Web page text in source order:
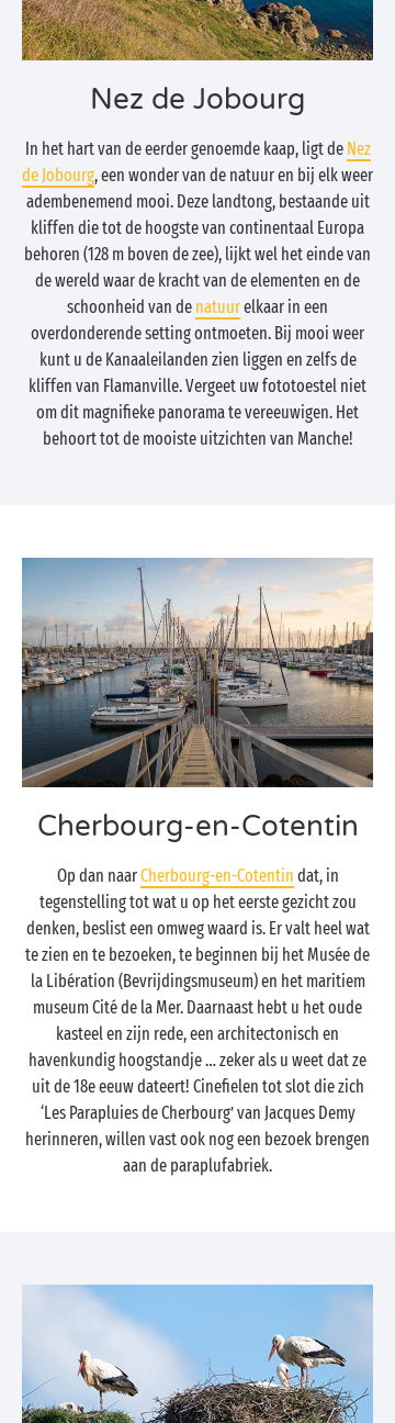
Nez de Jobourg
In het hart van de eerder genoemde kaap, ligt de Nez
de Jobourg, een wonder van de natuur en bij elk weer
adembenemend mooi. Deze landtong, bestaande uit
kliffen die tot de hoogste van continentaal Europa
behoren (128 m boven de zee), lijkt wel het einde van
de wereld waar de kracht van de elementen en de
schoonheid van de natuurelkaar in een
overdonderende setting ontmoeten. Bij mooi weer
kunt u de Kanaaleilanden zien liggen en zelfs de
kliffen van Flamanville. Vergeet uw fototoestel niet
om dit magnifieke panorama te vereeuwigen. Het
behoort tot de mooiste uitzichten van Manche!
Cherbourg-en-Cotentin
Op dan naarCherbourg-en-Cotentin dat, in
tegenstelling tot wat u op het eerste gezicht zou
denken, beslist een omweg waard is. Er valt heel wat
te zien en te bezoeken, te beginnen bij het Musée de
la Libération (Bevrijdingsmuseum) en het maritiem
museum Cité de la Mer. Daarnaast hebt u het oude
kasteel en zijn rede, een architectonisch en
havenkundig hoogstandje … zeker als u weet dat ze
uit de 18e eeuw dateert! Cinefielen tot slot die zich
‘Les Parapluies de Cherbourg’ van Jacques Demy
herinneren, willen vast ook nog een bezoek brengen
aan de paraplufabriek.